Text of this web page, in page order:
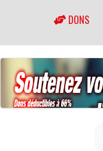
DONS